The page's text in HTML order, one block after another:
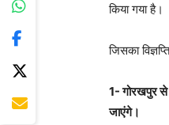
किया गया है।
जिसका
1- गोरखपुर से
जाएंगे।